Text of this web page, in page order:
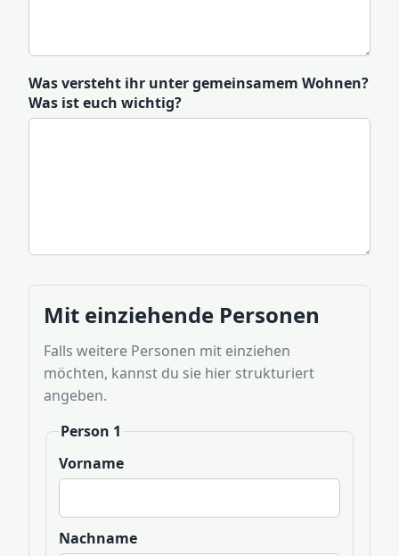
Was versteht ihr unter gemeinsamem Wohnen?
Was ist euch wichtig?
Mit einziehende Personen
Falls weitere Personen mit einziehen
möchten, kannst du sie hier strukturiert
angeben.
Person 1
Vorname
Nachname